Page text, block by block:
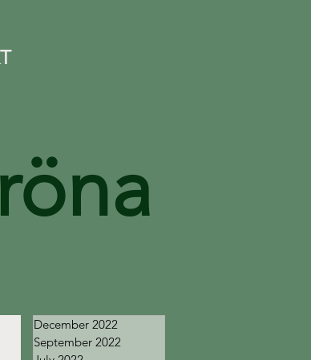
December 2022
September 2022